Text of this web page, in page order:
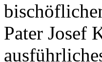
Pater Josef